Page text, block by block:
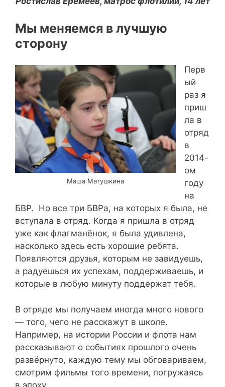
Мы меняемся в лучшую
сторону
Маша Матушкина
Перв
ый
раз я
приш
ла в
отряд
в
2014-
ом
году
на
БВР. Но все три БВРа, на которых я была, не
вступала в отряд. Когда я пришла в отряд
уже как флагманёнок, я была удивлена,
насколько здесь есть хорошие ребята.
Появляются друзья, которым не завидуешь,
а радуешься их успехам, поддерживаешь, и
которые в любую минуту поддержат тебя.
В отряде мы получаем иногда много нового
— того, чего не расскажут в школе.
Например, на истории России и флота нам
рассказывают о событиях прошлого очень
развёрнуто, каждую тему мы обговариваем,
смотрим фильмы того времени, погружаясь
в эпоху.